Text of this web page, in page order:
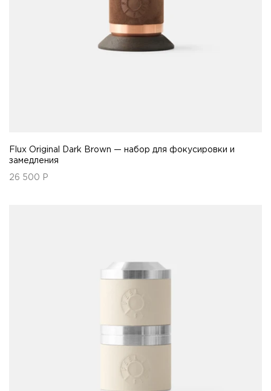
Flux Original Dark Brown — набор для фокусировки и
замедления
26 500 Р